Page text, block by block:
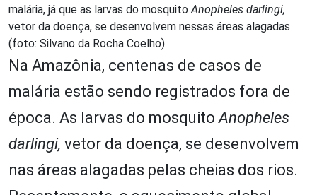
malária, já que as larvas do mosquitoAnopheles darlingi,
vetor da doença, se desenvolvem nessas áreas alagadas
(foto: Silvano da Rocha Coelho).
Na Amazônia, centenas de casos de
malária estão sendo registrados fora de
época. As larvas do mosquitoAnopheles
darlingi, vetor da doença, se desenvolvem
nas áreas alagadas pelas cheias dos rios.